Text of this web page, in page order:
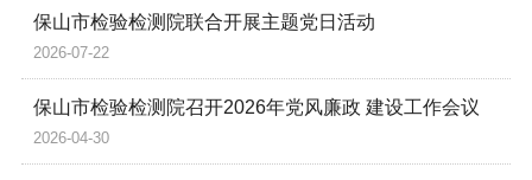
保山市检验检测院联合开展主题党日活动
2026-07-22
保山市检验检测院召开2026年党风廉政 建设工作会议
2026-04-30